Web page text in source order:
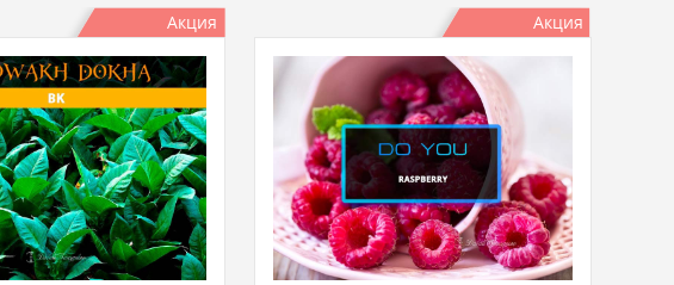
Акция Акция